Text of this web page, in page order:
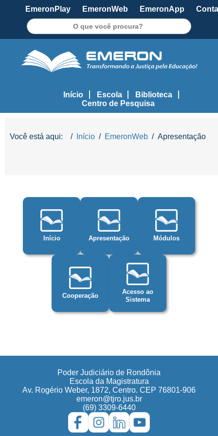
EmeronPlay EmeronWeb EmeronApp
Início Escola
Biblioteca
Centro de Pesquisa
Você está aqui: Início EmeronWeb Apresentação
Início Apresentação Módulos
Cooperação
Acesso ao
Sistema
Poder Judiciário de Rondônia
Escola da Magistratura
Av. Rogério Weber, 1872, Centro. CEP 76801-906
emeron@tjro.jus.br
(69) 3309-6440